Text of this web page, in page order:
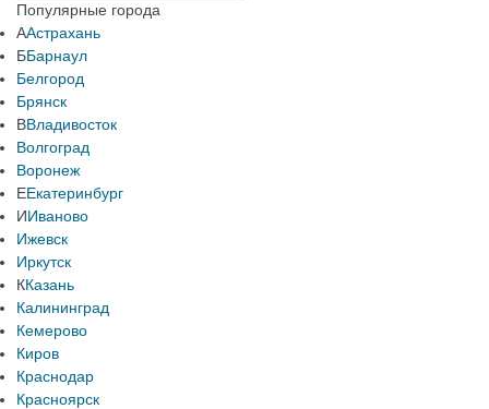
Популярные города
ААстрахань
ББарнаул
Белгород
Брянск
ВВладивосток
Волгоград
Воронеж
ЕЕкатеринбург
ИИваново
Ижевск
Иркутск
ККазань
Калининград
Кемерово
Киров
Краснодар
Красноярск